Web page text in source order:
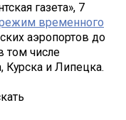
газета», 7
временного
аэропортов до
том числе
Курска и Липецка.